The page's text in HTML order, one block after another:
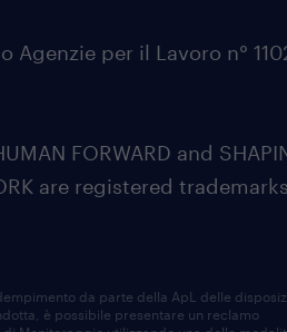
Agenzie per il Lavoro n°
FORWARD and
are registered
da parte della ApL delle
è possibile presentare un reclamo